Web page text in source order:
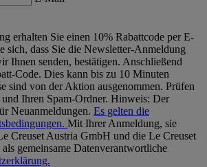
erhalten Sie einen 10% Rabattcode per E-
sich, dass Sie die Newsletter-Anmeldung
Ihnen senden, bestätigen. Anschließend
Code. Dies kann bis zu 10 Minuten
sind von der Aktion ausgenommen. Prüfen
und Ihren Spam-Ordner. Hinweis: Der
Neuanmeldungen. Es gelten die
Mit Ihrer Anmeldung, sie
Creuset Austria GmbH und die Le Creuset
gemeinsame Datenverantwortliche